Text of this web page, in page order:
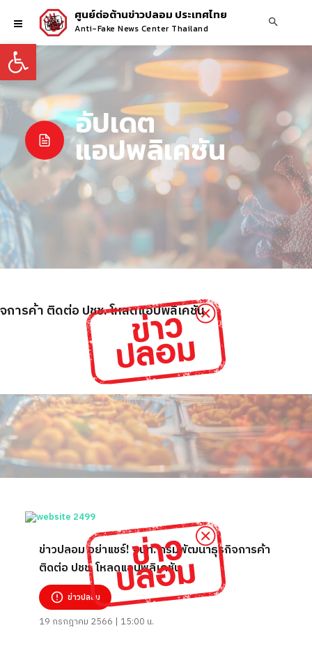
Open toolbar
ศูนย์ต่อต้านข่าวปลอม ประเทศไทย
Anti-Fake News Center Thailand
อัปเดต
แอปพลิเคชัน
ารค้า ติดต่อ ปชช. โหลดแอปพลิเคชัน
ข่าวปลอม อย่าแชร์! จนท. กรมพัฒนาธุรกิจการค้า
ติดต่อ ปชช. โหลดแอปพลิเคชัน
ข่าวปลอม
19 กรกฎาคม 2566 | 15:00 น.